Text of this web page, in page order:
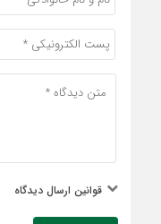
قوانین ارسال دیدگاه